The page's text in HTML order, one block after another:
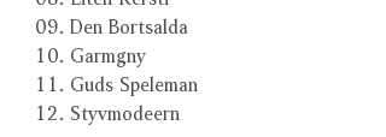
09. Den Bortsalda
10. Garmgny
11. Guds Speleman
12. Styvmodeern